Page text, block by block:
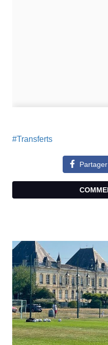
#Transferts
Partager